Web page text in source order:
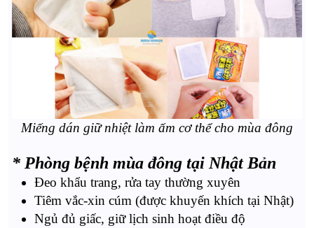
Miếng dán giữ nhiệt làm ấm cơ thể cho mùa đông
* Phòng bệnh mùa đông tại Nhật Bản
Đeo khẩu trang, rửa tay thường xuyên
Tiêm vắc-xin cúm (được khuyến khích tại Nhật)
Ngủ đủ giấc, giữ lịch sinh hoạt điều độ